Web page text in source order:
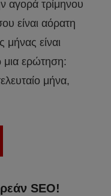
τρίμηνου
είναι αόρατη
είναι
ερώτηση:
μήνα,
SEO!